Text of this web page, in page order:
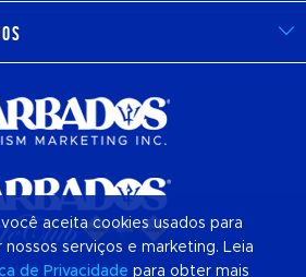
aceita cookies usados para
serviços e marketing. Leia
de Privacidade para obter mais